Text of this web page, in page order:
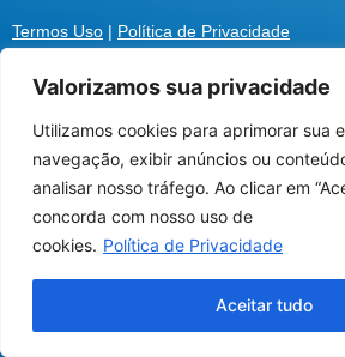
Utilizamos cookies para oferecer
experiência, melhorar o
como você interage em nosso site e
personalizar conteúdo.
Valorizamos sua privacidade
Utilizamos cookies para aprimorar sua
navegação, exibir anúncios ou
analisar nosso tráfego. Ao clicar em
concorda com nosso uso de
cookies. Política de Privacidade
Aceitar tudo
Termos Uso | Política de Privacidade
@2026 Associação Carismática Católica São
Desenvolvido pelaROX